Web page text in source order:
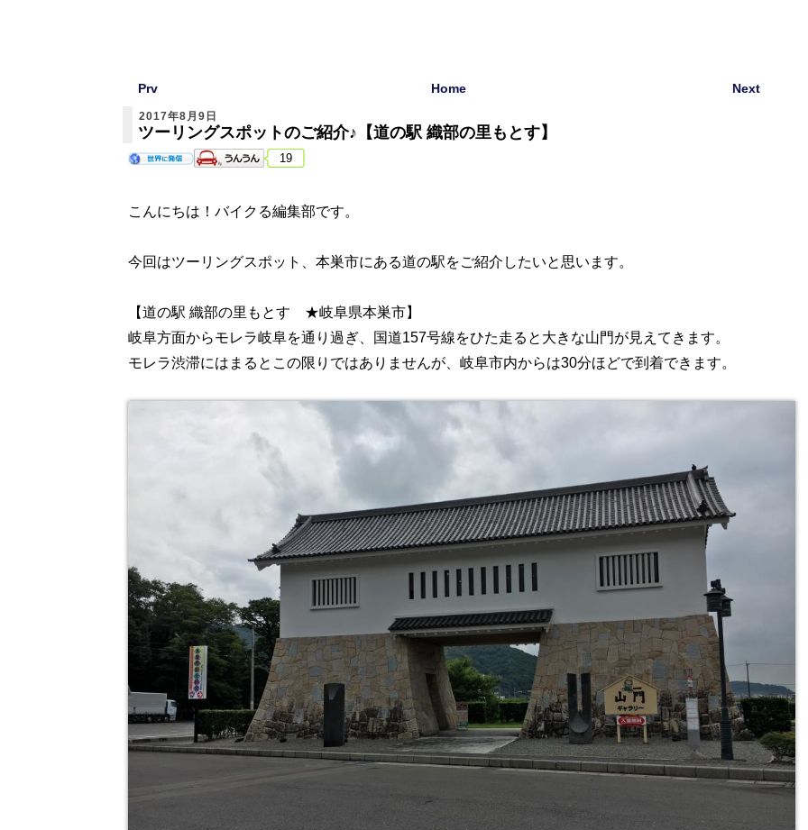
Next
Prv Home
2017年8月9日
ツーリングスポットのご紹介♪【道の駅 織部の里もとす】
19
こんにちは！バイクる編集部です。
今回はツーリングスポット、本巣市にある道の駅をご紹介したいと思います。
【道の駅 織部の里もとす ★岐阜県本巣市】
岐阜方面からモレラ岐阜を通り過ぎ、国道157号線をひた走ると大きな山門が見えてきます。
モレラ渋滞にはまるとこの限りではありませんが、岐阜市内からは30分ほどで到着できます。